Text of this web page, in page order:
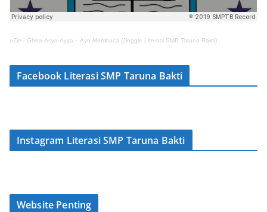
uZie · Ghea-Asya-Ayya – Ayo Membaca (Jinggle Literasi SMP Taruna Bakti)
Facebook Literasi SMP Taruna Bakti
Instagram Literasi SMP Taruna Bakti
Website Penting